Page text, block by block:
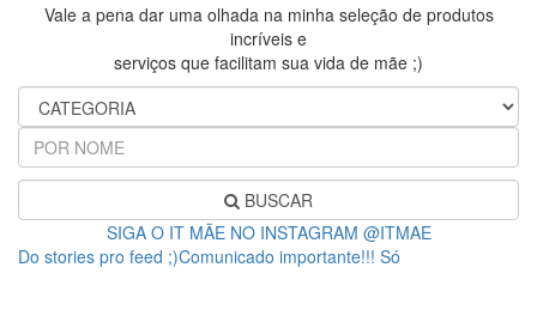
Vale a pena dar uma olhada na minha seleção de produtos
incríveis e
serviços que facilitam sua vida de mãe ;)
BUSCAR
SIGA O IT MÃE NO INSTAGRAM @ITMAE
Do stories pro feed ;)Comunicado importante!!! Só